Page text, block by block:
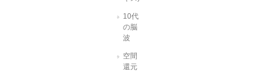
10代
の脳
波
空間
還元